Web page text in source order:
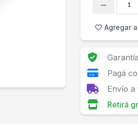
Agregar
Pagá
Envío a
Retirá